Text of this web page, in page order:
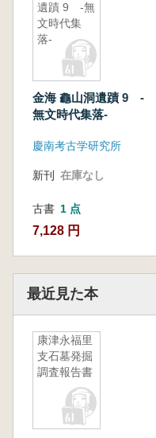
遺蹟 9 -無
文時代集
落-
金海 龜山洞遺蹟 9 -
無文時代集落-
慶南考古学研究所
新刊 在庫なし
古書 1 点
7,128 円
最近見た本
康津永福里
支石墓発掘
調査報告書